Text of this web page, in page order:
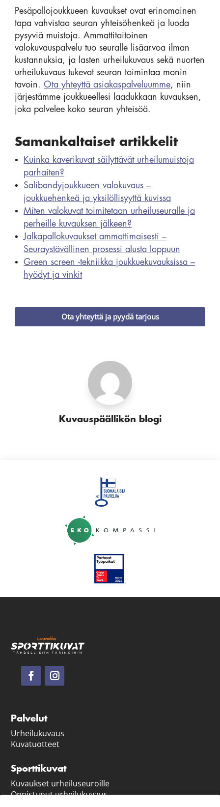
Pesäpallojoukkueen kuvaukset ovat erinomainen
tapa vahvistaa seuran yhteisöhenkeä ja luoda
pysyviä muistoja. Ammattitaitoinen
valokuvauspalvelu tuo seuralle lisäarvoa ilman
kustannuksia, ja lasten urheilukuvaus sekä nuorten
urheilukuvaus tukevat seuran toimintaa monin
tavoin. Ota yhteyttä asiakaspalveluumme, niin
järjestämme joukkueellesi laadukkaan kuvauksen,
joka palvelee koko seuran yhteisöä.
Samankaltaiset artikkelit
Kuinka kaverikuvat säilyttävät urheilumuistoja
parhaiten?
Salibandyjoukkueen valokuvaus –
joukkuehenkeä ja yksilöllisyyttä kuvissa
Miten valokuvat toimitetaan urheiluseuralle ja
perheille kuvauksen jälkeen?
Jalkapallokuvaukset ammattimaisesti –
Seuraystävällinen prosessi alusta loppuun
Green screen -tekniikka joukkuekuvauksissa –
hyödyt ja vinkit
Ota yhteyttä ja pyydä tarjous
Kuvauspäällikön blogi
Palvelut
Urheilukuvaus
Kuvatuotteet
Sporttikuvat
Kuvaukset urheiluseuroille
Onnistunut urheilukuvaus